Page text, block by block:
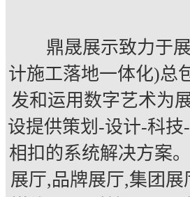
鼎晟展示致力于展
计施工落地一体化)总
发和运用数字艺术为
设提供策划-设计-科
相扣的系统解决方案
展厅,品牌展厅,集团